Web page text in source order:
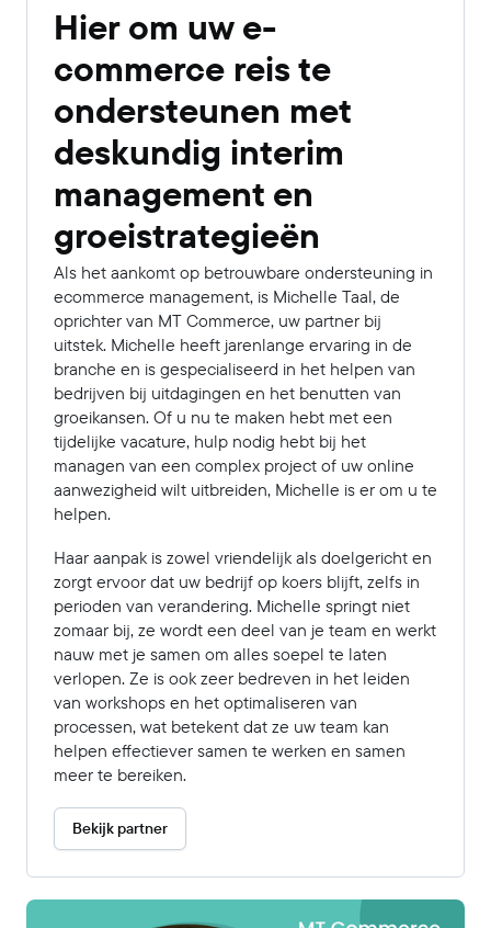
Hier om uw e-
commerce reis te
ondersteunen met
deskundig interim
management en
groeistrategieën
Als het aankomt op betrouwbare ondersteuning in
ecommerce management, is Michelle Taal, de
oprichter van MT Commerce, uw partner bij
uitstek. Michelle heeft jarenlange ervaring in de
branche en is gespecialiseerd in het helpen van
bedrijven bij uitdagingen en het benutten van
groeikansen. Of u nu te maken hebt met een
tijdelijke vacature, hulp nodig hebt bij het
managen van een complex project of uw online
aanwezigheid wilt uitbreiden, Michelle is er om u te
helpen.
Haar aanpak is zowel vriendelijk als doelgericht en
zorgt ervoor dat uw bedrijf op koers blijft, zelfs in
perioden van verandering. Michelle springt niet
zomaar bij, ze wordt een deel van je team en werkt
nauw met je samen om alles soepel te laten
verlopen. Ze is ook zeer bedreven in het leiden
van workshops en het optimaliseren van
processen, wat betekent dat ze uw team kan
helpen effectiever samen te werken en samen
meer te bereiken.
Bekijk partner